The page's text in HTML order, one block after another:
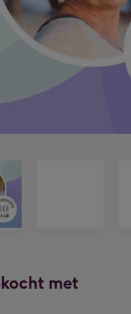
met